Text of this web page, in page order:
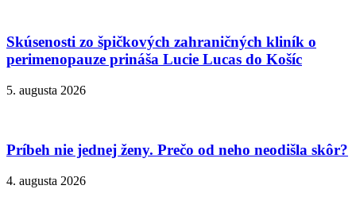
Skúsenosti zo špičkových zahraničných kliník o
perimenopauze prináša Lucie Lucas do Košíc
5. augusta 2026
Príbeh nie jednej ženy. Prečo od neho neodišla skôr?
4. augusta 2026